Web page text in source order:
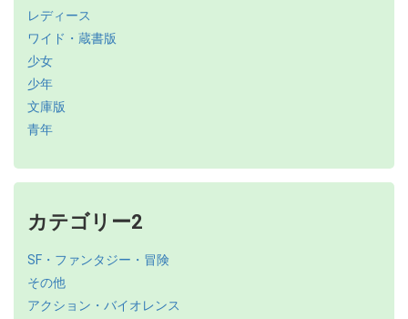
レディース
ワイド・蔵書版
少女
少年
文庫版
青年
カテゴリー2
SF・ファンタジー・冒険
その他
アクション・バイオレンス